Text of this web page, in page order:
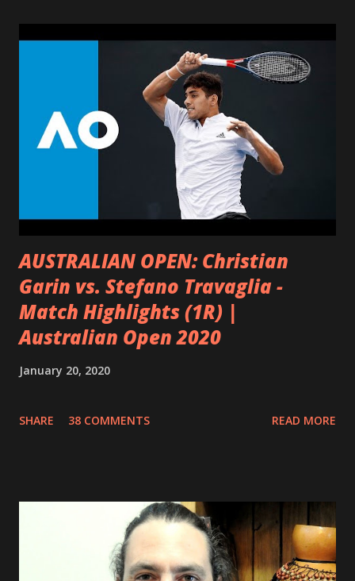
productiva, debido a que la experiencia y sabiduría de la
gente mayor puede contrarrestar ese declinamiento. La
investigación sugiere que la gente que le pone nuevos
retos a su cerebro, tiene más probabilidad de mantener la
función mental activa cuando envejece, y que incluso puede
alejar el riesgo de Alzheimer. Por otra parte, dado que la
actividad física reduce el estrés y la depresión actúa como
un protector de las funciones cerebrales. Los estudios
realizados en personas centenarias, s...
AUSTRALIAN OPEN: Christian
Garin vs. Stefano Travaglia -
Match Highlights (1R) |
Australian Open 2020
January 20, 2020
SHARE 38 COMMENTS READ MORE